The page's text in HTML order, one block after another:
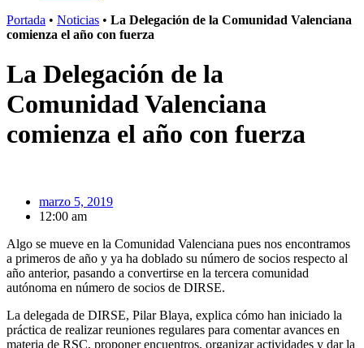
Portada • Noticias • La Delegación de la Comunidad Valenciana
comienza el año con fuerza
La Delegación de la
Comunidad Valenciana
comienza el año con fuerza
marzo 5, 2019
12:00 am
Algo se mueve en la Comunidad Valenciana pues nos encontramos
a primeros de año y ya ha doblado su número de socios respecto al
año anterior, pasando a convertirse en la tercera comunidad
autónoma en número de socios de DIRSE.
La delegada de DIRSE, Pilar Blaya, explica cómo han iniciado la
práctica de realizar reuniones regulares para comentar avances en
materia de RSC, proponer encuentros, organizar actividades y dar la